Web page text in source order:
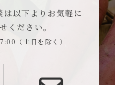
以下よりお気軽に
ください。
（土日を除く）